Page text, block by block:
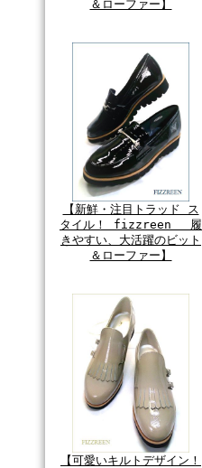
＆ローファー】
【新鮮・注目トラッド ス
タイル！ fizzreen 履
きやすい、大活躍のビット
＆ローファー】
【可愛いキルトデザイン！